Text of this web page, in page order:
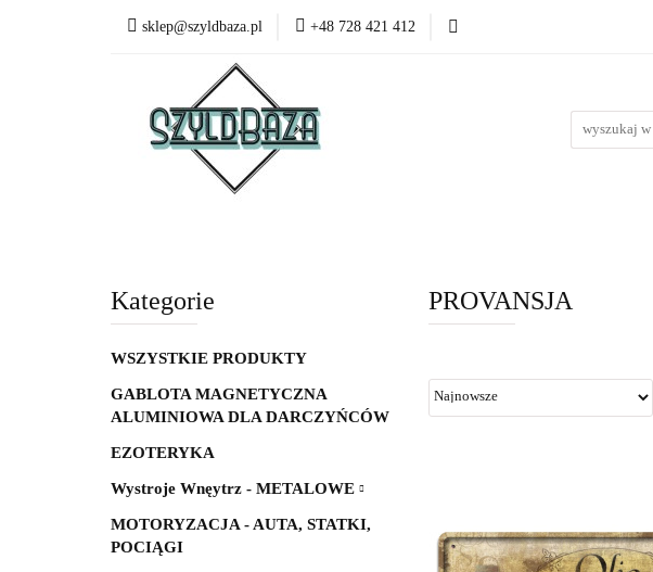
sklep@szyldbaza.pl +48 728 421 412
Kategorie
WSZYSTKIE PRODUKTY
GABLOTA MAGNETYCZNA
ALUMINIOWA DLA DARCZYŃCÓW
EZOTERYKA
Wystroje Wnęytrz - METALOWE
MOTORYZACJA - AUTA, STATKI,
POCIĄGI
PROVANSJA